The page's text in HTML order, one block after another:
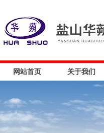
网站首页 关于我们